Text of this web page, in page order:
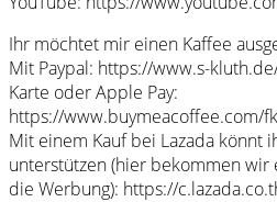
Ihr möchtet mir einen Kaffee
Mit Paypal: https://www.s-
Karte oder Apple Pay:
https://www.buymeacoffee.com/
Mit einem Kauf bei Lazada könnt
unterstützen (hier bekommen wir
die Werbung): https://